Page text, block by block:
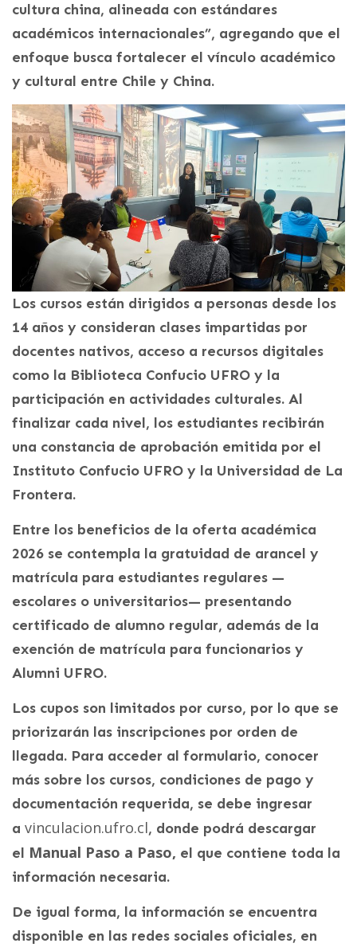
cultura china, alineada con estándares
académicos internacionales”, agregando que el
enfoque busca fortalecer el vínculo académico
y cultural entre Chile y China.
Los cursos están dirigidos a personas desde los
14 años y consideran clases impartidas por
docentes nativos, acceso a recursos digitales
como la Biblioteca Confucio UFRO y la
participación en actividades culturales. Al
finalizar cada nivel, los estudiantes recibirán
una constancia de aprobación emitida por el
Instituto Confucio UFRO y la Universidad de La
Frontera.
Entre los beneficios de la oferta académica
2026 se contempla la gratuidad de arancel y
matrícula para estudiantes regulares —
escolares o universitarios— presentando
certificado de alumno regular, además de la
exención de matrícula para funcionarios y
Alumni UFRO.
Los cupos son limitados por curso, por lo que se
priorizarán las inscripciones por orden de
llegada. Para acceder al formulario, conocer
más sobre los cursos, condiciones de pago y
documentación requerida, se debe ingresar
a vinculacion.ufro.cl, donde podrá descargar
el Manual Paso a Paso, el que contiene toda la
información necesaria.
De igual forma, la información se encuentra
disponible en las redes sociales oficiales, en